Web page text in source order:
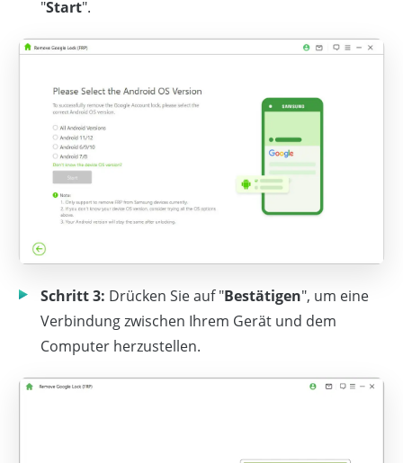
"Start".
Schritt 3: Drücken Sie auf "Bestätigen", um eine
Verbindung zwischen Ihrem Gerät und dem
Computer herzustellen.